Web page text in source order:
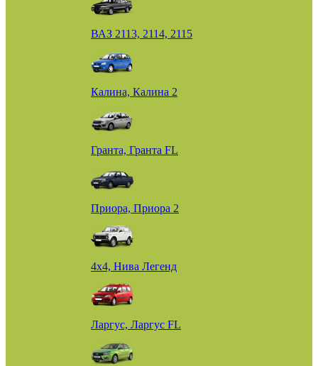
ВАЗ 2113, 2114, 2115
Калина, Калина 2
Гранта, Гранта FL
Приора, Приора 2
4х4, Нива Легенд
Ларгус, Ларгус FL